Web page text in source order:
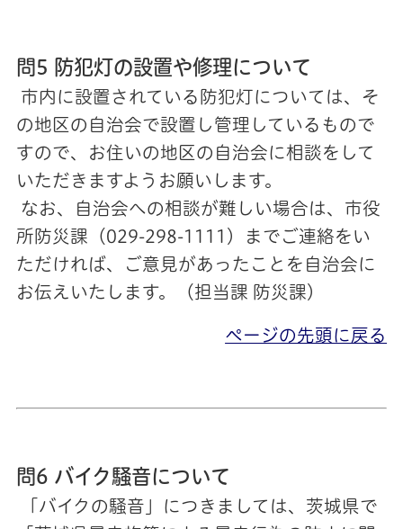
問5 防犯灯の設置や修理について
市内に設置されている防犯灯については、そ
の地区の自治会で設置し管理しているもので
すので、お住いの地区の自治会に相談をして
いただきますようお願いします。
なお、自治会への相談が難しい場合は、市役
所防災課（029-298-1111）までご連絡をい
ただければ、ご意見があったことを自治会に
お伝えいたします。（担当課 防災課）
ページの先頭に戻る
問6 バイク騒音について
「バイクの騒音」につきましては、茨城県で